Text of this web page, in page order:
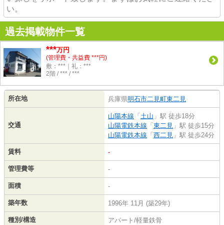
い。
過去掲載物件一覧
***万円
(管理費・共益費 ***円)
敷：***｜礼：***
2階 / *** / ***
所在地 兵庫県明石市二見町東二見
交通
山陽本線 「 土山 」駅 徒歩18分
山陽電鉄本線 「 東二見 」駅 徒歩15分
山陽電鉄本線 「 西二見 」駅 徒歩24分
賃料 -
管理費等 -
面積 -
築年数 1996年 11月 (築29年)
種別/構造 アパート/軽量鉄骨